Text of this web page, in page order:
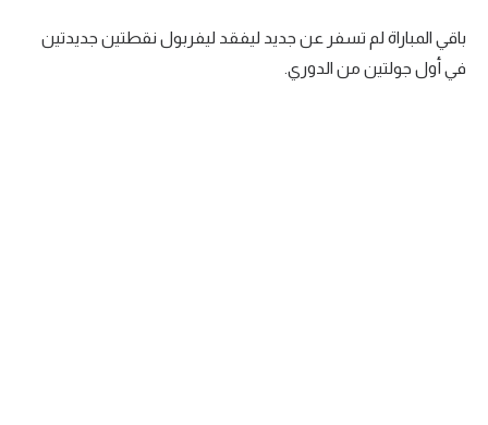
باقي المباراة لم تسفر عن جديد ليفقد ليفربول نقطتين جديدتين
في أول جولتين من الدوري.